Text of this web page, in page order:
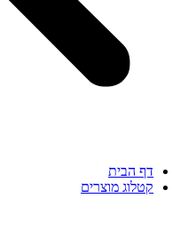
דף הבית
קטלוג מוצרים